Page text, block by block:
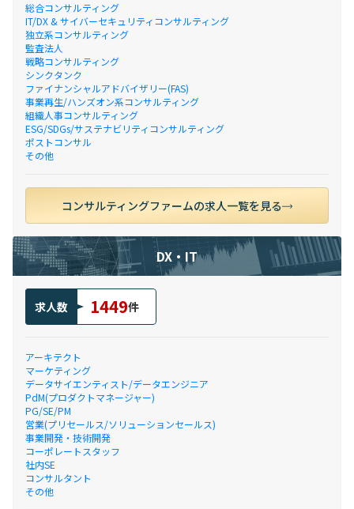
総合コンサルティング
IT/DX & サイバーセキュリティコンサルティング
独立系コンサルティング
監査法人
戦略コンサルティング
シンクタンク
ファイナンシャルアドバイザリー(FAS)
事業再生/ハンズオン系コンサルティング
組織人事コンサルティング
ESG/SDGs/サステナビリティコンサルティング
ポストコンサル
その他
コンサルティングファームの求人一覧を見る
DX・IT
求人数 1449件
アーキテクト
マーケティング
データサイエンティスト/データエンジニア
PdM(プロダクトマネージャー)
PG/SE/PM
営業(プリセールス/ソリューションセールス)
事業開発・技術開発
コーポレートスタッフ
社内SE
コンサルタント
その他